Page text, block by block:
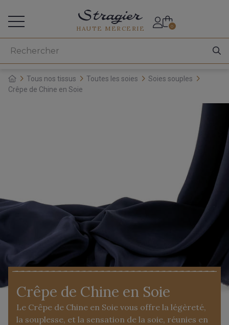
HAUTE MERCERIE 0
Tous nos tissus Toutes les soies
Soies souples
Crêpe de Chine en Soie
Crêpe de Chine en Soie
Le Crêpe de Chine en Soie vous offre la légèreté,
la souplesse, et la sensation de la soie, réunies en